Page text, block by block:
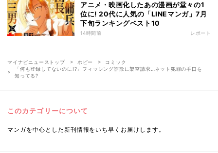
アニメ・映画化したあの漫画が堂々の1
位に! 20代に人気の「LINEマンガ」7月
下旬ランキングベスト10
14時間前 レポート
マイナビニューストップ ホビー
コミック
「何も登録してないのに!?」フィッシング詐欺に架空請求…ネット犯罪の手口を
知ってる?
このカテゴリーについて
マンガを中心とした新刊情報をいち早くお届けします。